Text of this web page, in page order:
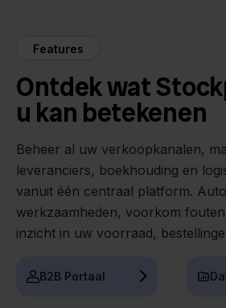
Features
Ontdek wat
u kan betekenen
Beheer al uw verkoopkanalen,
leveranciers, boekhouding en
vanuit één centraal platform.
werkzaamheden, voorkom
inzicht in uw voorraad,
B2B Portaal